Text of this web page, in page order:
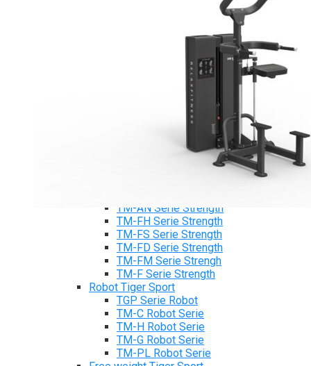
Máy chạy bộ Tiger Sport
Xe đạp tập Tiger Sport
Xe đạp ngồi có tựa lưng Tiger Sport
Máy trượt tuyết Tiger Sport
Máy chèo thuyền Tiger Sport
TGP Serie Strength
TGP 20 Serie Strength
TGF Serie Strength
TM Serie Strength
TM-FB Serie Strength
TM-AN Serie Strength
TM-FH Serie Strength
TM-FS Serie Strength
TM-FD Serie Strength
TM-FM Serie Strengh
TM-F Serie Strength
Robot Tiger Sport
TGP Serie Robot
TM-C Robot Serie
TM-H Robot Serie
TM-G Robot Serie
TM-PL Robot Serie